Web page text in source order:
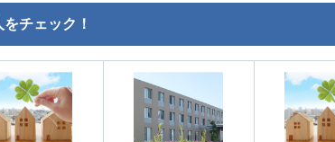
チェック！